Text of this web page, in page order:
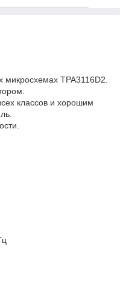
микросхемах TPA3116D2.
классов и хорошим